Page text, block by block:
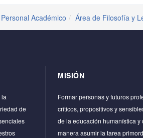
Personal Académico Área de Filosofía y
de
MISIÓN
Formar personas y futuros
críticos, propositivos y
de la educación humanística y
manera asumir la tarea